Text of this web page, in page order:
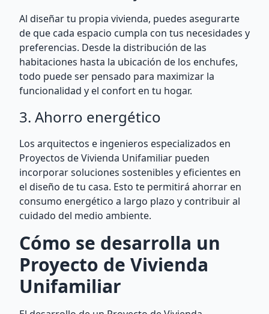
Al diseñar tu propia vivienda, puedes asegurarte
de que cada espacio cumpla con tus necesidades y
preferencias. Desde la distribución de las
habitaciones hasta la ubicación de los enchufes,
todo puede ser pensado para maximizar la
funcionalidad y el confort en tu hogar.
3. Ahorro energético
Los arquitectos e ingenieros especializados en
Proyectos de Vivienda Unifamiliar pueden
incorporar soluciones sostenibles y eficientes en
el diseño de tu casa. Esto te permitirá ahorrar en
consumo energético a largo plazo y contribuir al
cuidado del medio ambiente.
Cómo se desarrolla un
Proyecto de Vivienda
Unifamiliar